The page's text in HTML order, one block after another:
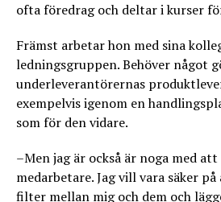
ofta föredrag och deltar i kurser
Främst arbetar hon med sina
ledningsgruppen. Behöver något
underleverantörernas
exempelvis igenom en
som för den vidare.
–Men jag är också är noga med
medarbetare. Jag vill vara säker
filter mellan mig och dem och